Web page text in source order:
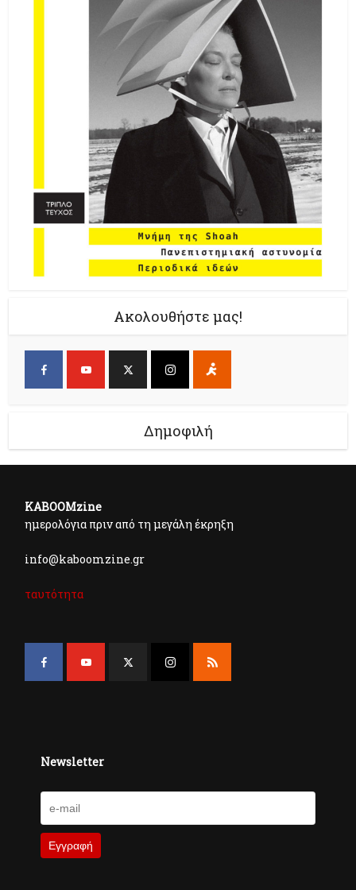
Ακολουθήστε μας!
Δημοφιλή
KABOOMzine
ημερολόγια πριν από τη μεγάλη έκρηξη
info@kaboomzine.gr
ταυτότητα
Newsletter